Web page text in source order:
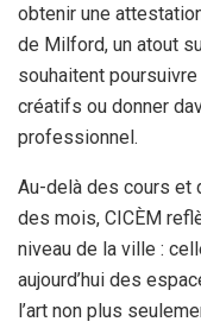
obtenir une
de Milford, un atout
souhaitent
créatifs ou donner
professionnel.
Au-delà des cours et
des mois, CICÈM
niveau de la ville :
aujourd’hui des
l’art non plus